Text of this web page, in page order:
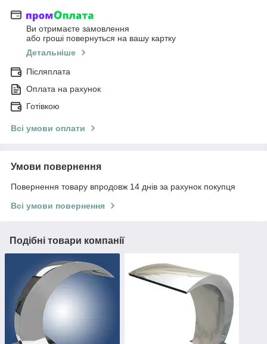
Ви отримаєте замовлення
або гроші повернуться на вашу картку
Детальніше
Післяплата
Оплата на рахунок
Готівкою
Всі умови оплати
Умови повернення
Повернення товару впродовж 14 днів за рахунок покупця
Всі умови повернення
Подібні товари компанії